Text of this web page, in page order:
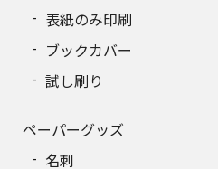
表紙のみ印刷
ブックカバー
試し刷り
ペーパーグッズ
名刺